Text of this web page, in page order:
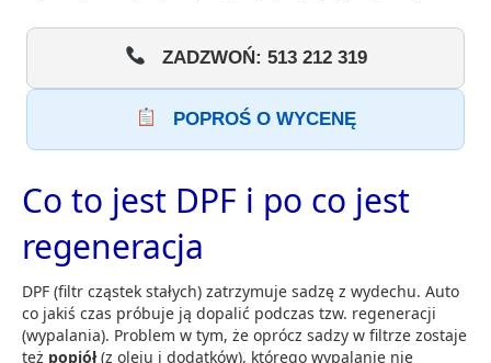
ZADZWOŃ: 513 212 319
POPROŚ O WYCENĘ
Co to jest DPF i po co jest
regeneracja
DPF (filtr cząstek stałych) zatrzymuje sadzę z wydechu. Auto
co jakiś czas próbuje ją dopalić podczas tzw. regeneracji
(wypalania). Problem w tym, że oprócz sadzy w filtrze zostaje
też popiół(z oleju i dodatków), którego wypalanie nie